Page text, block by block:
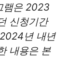
램은 2023
신청기간
년 내년
내용은 본